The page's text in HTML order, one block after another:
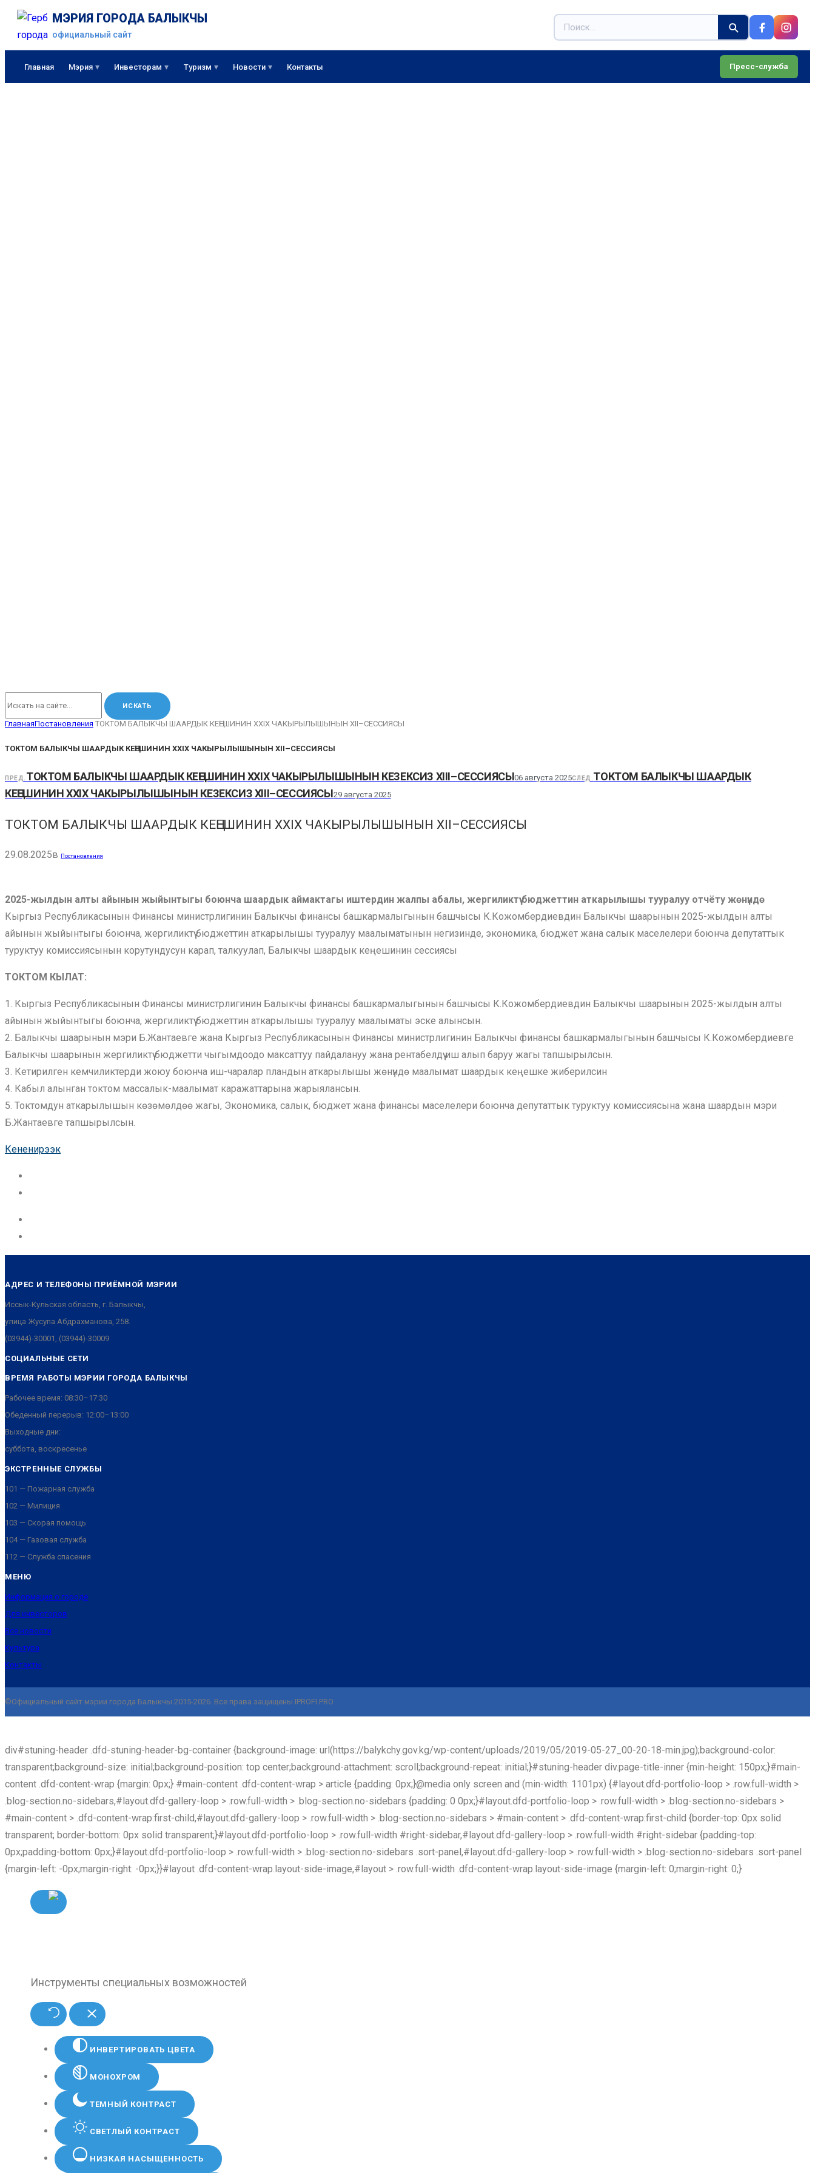
МЭРИЯ ГОРОДА БАЛЫКЧЫ
официальный сайт
Главная Мэрия Инвесторам Туризм Новости Контакты Пресс-служба
ГлавнаяПостановления ТОКТОМ БАЛЫКЧЫ ШААРДЫК КЕҢЕШИНИН XXIХ ЧАКЫРЫЛЫШЫНЫН ХII–СЕССИЯСЫ
ТОКТОМ БАЛЫКЧЫ ШААРДЫК КЕҢЕШИНИН XXIХ ЧАКЫРЫЛЫШЫНЫН ХII–СЕССИЯСЫ
ПРЕД. ТОКТОМ БАЛЫКЧЫ ШААРДЫК КЕҢЕШИНИН XXIХ ЧАКЫРЫЛЫШЫНЫН КЕЗЕКСИЗ ХIII–СЕССИЯСЫ06 августа 2025СЛЕД.ТОКТОМ БАЛЫКЧЫ ШААРДЫК
КЕҢЕШИНИН XXIХ ЧАКЫРЫЛЫШЫНЫН КЕЗЕКСИЗ ХIII–СЕССИЯСЫ29 августа 2025
ТОКТОМ БАЛЫКЧЫ ШААРДЫК КЕҢЕШИНИН XXIХ ЧАКЫРЫЛЫШЫНЫН ХII–СЕССИЯСЫ
29.08.2025в Постановления
2025-жылдын алты айынын жыйынтыгы боюнча шаардык аймактагы иштердин жалпы абалы, жергиликтүү бюджеттин аткарылышы тууралуу отчёту жөнүндө
Кыргыз Республикасынын Финансы министрлигинин Балыкчы финансы башкармалыгынын башчысы К.Кожомбердиевдин Балыкчы шаарынын 2025-жылдын алты
айынын жыйынтыгы боюнча, жергиликтүү бюджеттин аткарылышы тууралуу маалыматынын негизинде, экономика, бюджет жана салык маселелери боюнча депутаттык
туруктуу комиссиясынын корутундусун карап, талкуулап, Балыкчы шаардык кеңешинин сессиясы
ТОКТОМ КЫЛАТ:
1. Кыргыз Республикасынын Финансы министрлигинин Балыкчы финансы башкармалыгынын башчысы К.Кожомбердиевдин Балыкчы шаарынын 2025-жылдын алты
айынын жыйынтыгы боюнча, жергиликтүү бюджеттин аткарылышы тууралуу маалыматы эске алынсын.
2. Балыкчы шаарынын мэри Б.Жантаевге жана Кыргыз Республикасынын Финансы министрлигинин Балыкчы финансы башкармалыгынын башчысы К.Кожомбердиевге
Балыкчы шаарынын жергиликтүү бюджетти чыгымдоодо максаттуу пайдалануу жана рентабелдүү иш алып баруу жагы тапшырылсын.
3. Кетирилген кемчиликтерди жоюу боюнча иш-чаралар пландын аткарылышы жөнүндө маалымат шаардык кеңешке жиберилсин
4. Кабыл алынган токтом массалык-маалымат каражаттарына жарыялансын.
5. Токтомдун аткарылышын көзөмөлдөө жагы, Экономика, салык, бюджет жана финансы маселелери боюнча депутаттык туруктуу комиссиясына жана шаардын мэри
Б.Жантаевге тапшырылсын.
Кененирээк
АДРЕС И ТЕЛЕФОНЫ ПРИЁМНОЙ МЭРИИ
Иссык-Кульская область, г. Балыкчы,
улица Жусупа Абдрахманова, 258.
(03944)-30001, (03944)-30009
СОЦИАЛЬНЫЕ СЕТИ
ВРЕМЯ РАБОТЫ МЭРИИ ГОРОДА БАЛЫКЧЫ
Рабочее время: 08:30–17:30
Обеденный перерыв: 12:00–13:00
Выходные дни:
суббота, воскресенье
ЭКСТРЕННЫЕ СЛУЖБЫ
101 — Пожарная служба
102 — Милиция
103 — Скорая помощь
104 — Газовая служба
112 — Служба спасения
МЕНЮ
Информация о городе
Для инвесторов
Все новости
Культура
Контакты
©Официальный сайт мэрии города Балыкчы 2015-2026. Все права защищены IPROFI.PRO
div#stuning-header .dfd-stuning-header-bg-container {background-image: url(https://balykchy.gov.kg/wp-content/uploads/2019/05/2019-05-27_00-20-18-min.jpg);background-color:
transparent;background-size: initial;background-position: top center;background-attachment: scroll;background-repeat: initial;}#stuning-header div.page-title-inner {min-height: 150px;}#main-
content .dfd-content-wrap {margin: 0px;} #main-content .dfd-content-wrap > article {padding: 0px;}@media only screen and (min-width: 1101px) {#layout.dfd-portfolio-loop > .row.full-width >
.blog-section.no-sidebars,#layout.dfd-gallery-loop > .row.full-width > .blog-section.no-sidebars {padding: 0 0px;}#layout.dfd-portfolio-loop > .row.full-width > .blog-section.no-sidebars >
#main-content > .dfd-content-wrap:first-child,#layout.dfd-gallery-loop > .row.full-width > .blog-section.no-sidebars > #main-content > .dfd-content-wrap:first-child {border-top: 0px solid
transparent; border-bottom: 0px solid transparent;}#layout.dfd-portfolio-loop > .row.full-width #right-sidebar,#layout.dfd-gallery-loop > .row.full-width #right-sidebar {padding-top:
0px;padding-bottom: 0px;}#layout.dfd-portfolio-loop > .row.full-width > .blog-section.no-sidebars .sort-panel,#layout.dfd-gallery-loop > .row.full-width > .blog-section.no-sidebars .sort-panel
{margin-left: -0px;margin-right: -0px;}}#layout .dfd-content-wrap.layout-side-image,#layout > .row.full-width .dfd-content-wrap.layout-side-image {margin-left: 0;margin-right: 0;}
Инструменты специальных возможностей
ИНВЕРТИРОВАТЬ ЦВЕТА
МОНОХРОМ
ТЕМНЫЙ КОНТРАСТ
СВЕТЛЫЙ КОНТРАСТ
НИЗКАЯ НАСЫЩЕННОСТЬ